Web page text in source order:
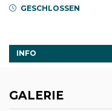
GESCHLOSSEN
INFO
GALERIE